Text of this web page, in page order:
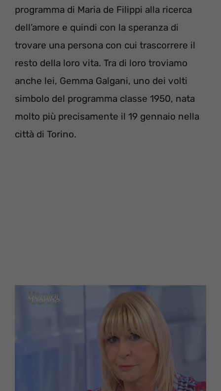
programma di Maria de Filippi alla ricerca
dell’amore e quindi con la speranza di
trovare una persona con cui trascorrere il
resto della loro vita. Tra di loro troviamo
anche lei, Gemma Galgani, uno dei volti
simbolo del programma classe 1950, nata
molto più precisamente il 19 gennaio nella
città di Torino.